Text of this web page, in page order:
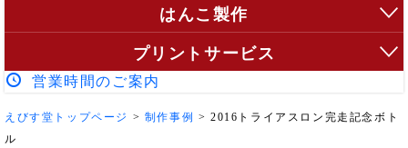
はんこ製作
プリントサービス
営業時間のご案内
えびす堂トップページ > 制作事例 >2016トライアスロン完走記念ボト
ル